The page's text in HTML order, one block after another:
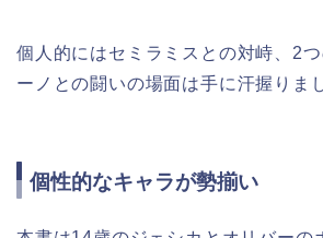
個人的にはセミラミスとの対峙、2
ーノとの闘いの場面は手に汗握りま
個性的なキャラが勢揃い